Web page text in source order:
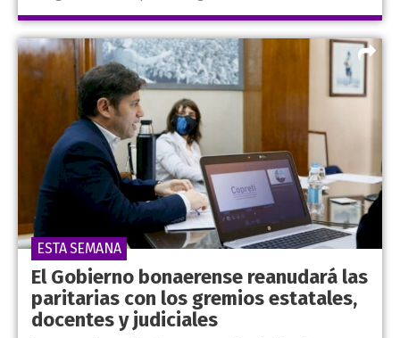
El Gobierno bonaerense reanudará las
paritarias con los gremios estatales,
docentes y judiciales
ESTA SEMANA